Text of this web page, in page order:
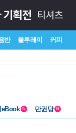
반 블루레이 커피
eBook N 만권당 N